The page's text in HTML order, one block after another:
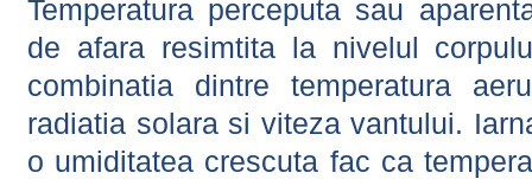
Temperatura perceputa sau
de afara resimtita la nivelul
combinatia dintre temperatura
radiatia solara si viteza vantului.
o umiditatea crescuta fac ca